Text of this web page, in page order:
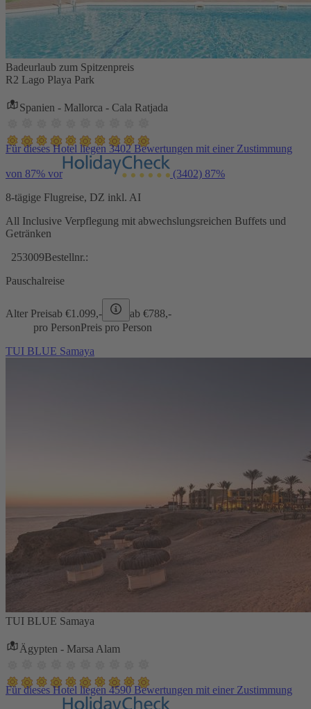
Badeurlaub zum Spitzenpreis
R2 Lago Playa Park
Spanien - Mallorca - Cala Ratjada
Für dieses Hotel liegen 3402 Bewertungen mit einer Zustimmung
von 87% vor (3402) 87%
8-tägige Flugreise, DZ inkl. AI
All Inclusive Verpflegung mit abwechslungsreichen Buffets und
Getränken
253009Bestellnr.:
Pauschalreise
Alter Preisab €1.099,- ab €788,-
pro PersonPreis pro Person
TUI BLUE Samaya
TUI BLUE Samaya
Ägypten - Marsa Alam
Für dieses Hotel liegen 4590 Bewertungen mit einer Zustimmung